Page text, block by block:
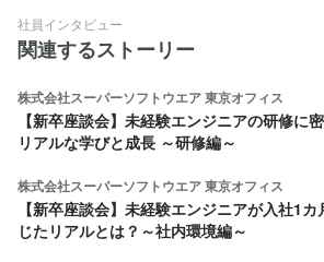
社員インタビュー
関連するストーリー
株式会社スーパーソフトウエア 東京オフィス
【新卒座談会】未経験エンジニアの研修に密
リアルな学びと成長 ～研修編～
株式会社スーパーソフトウエア 東京オフィス
【新卒座談会】未経験エンジニアが入社1カ
じたリアルとは？～社内環境編～